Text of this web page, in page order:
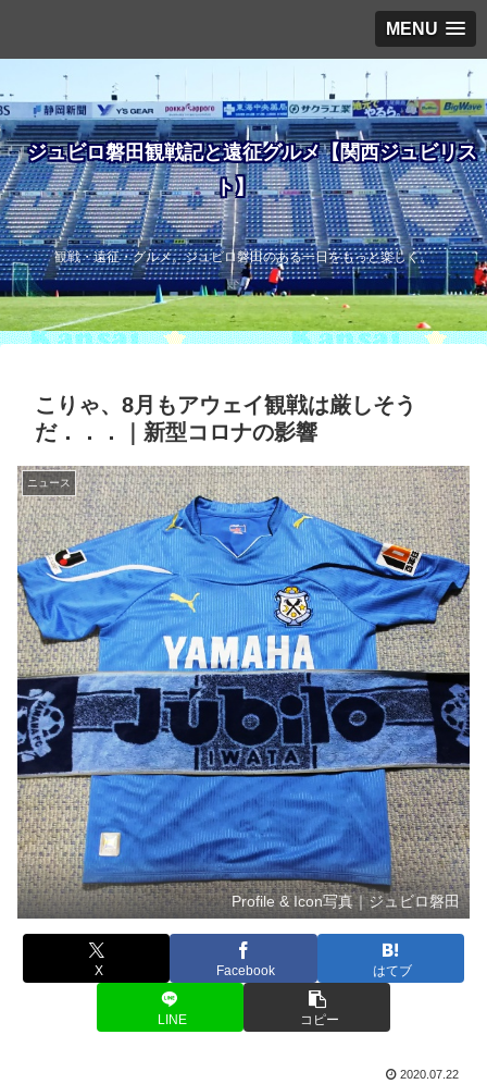
MENU
ジュビロ磐田観戦記と遠征グルメ【関西ジュビリス
ト】
観戦・遠征・グルメ。ジュビロ磐田のある一日をもっと楽しく。
こりゃ、8月もアウェイ観戦は厳しそう
だ．．．｜新型コロナの影響
ニュース
Profile & Icon写真｜ジュビロ磐田
X Facebook はてブ
LINE コピー
2020.07.22